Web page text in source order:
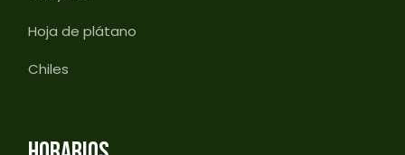
Hoja de plátano
Chiles